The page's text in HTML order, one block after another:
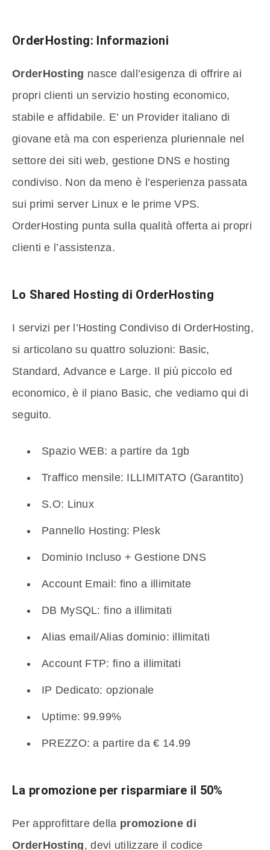
OrderHosting: Informazioni
OrderHosting nasce dall’esigenza di offrire ai
propri clienti un servizio hosting economico,
stabile e affidabile. E’ un Provider italiano di
giovane età ma con esperienza pluriennale nel
settore dei siti web, gestione DNS e hosting
condiviso. Non da meno è l’esperienza passata
sui primi server Linux e le prime VPS.
OrderHosting punta sulla qualità offerta ai propri
clienti e l’assistenza.
Lo Shared Hosting di OrderHosting
I servizi per l’Hosting Condiviso di OrderHosting,
si articolano su quattro soluzioni: Basic,
Standard, Advance e Large. Il più piccolo ed
economico, è il piano Basic, che vediamo qui di
seguito.
Spazio WEB: a partire da 1gb
Traffico mensile: ILLIMITATO (Garantito)
S.O: Linux
Pannello Hosting: Plesk
Dominio Incluso + Gestione DNS
Account Email: fino a illimitate
DB MySQL: fino a illimitati
Alias email/Alias dominio: illimitati
Account FTP: fino a illimitati
IP Dedicato: opzionale
Uptime: 99.99%
PREZZO: a partire da € 14.99
La promozione per risparmiare il 50%
Per approfittare della promozione di
OrderHosting, devi utilizzare il codice